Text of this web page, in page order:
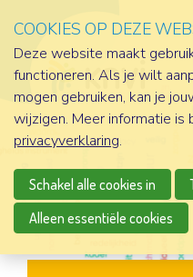
COOKIES OP DEZE
Deze website maakt
functioneren. Als je wilt
mogen gebruiken, kan je
wijzigen. Meer informatie is
privacyverklaring.
Schakel alle cookies in
Alleen essentiële cookies